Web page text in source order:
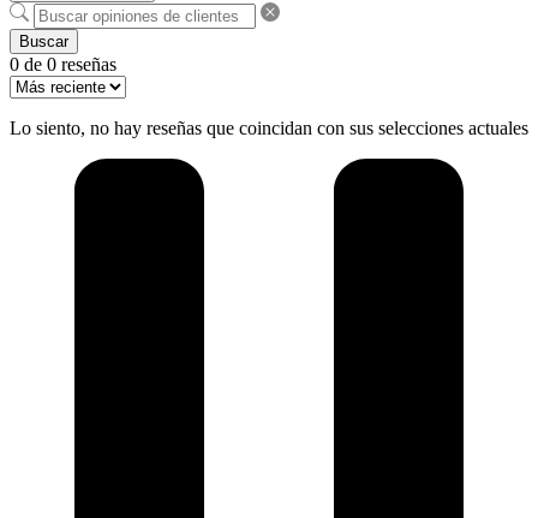
Buscar
0 de 0 reseñas
Lo siento, no hay reseñas que coincidan con sus selecciones actuales